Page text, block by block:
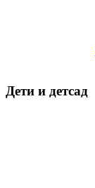
Дети и детсад